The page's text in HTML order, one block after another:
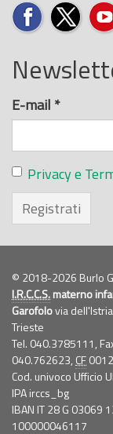
E-mail *
Privacy e
Registrati
© 2018-2026 Burlo
I.R.C.C.S.materno
Garofolovia
Trieste
Tel. 040.3785111,
040.762623, CF
Cod. univoco Ufficio
IPA irccs_bg
IBAN IT 28 G 03069
100000046117